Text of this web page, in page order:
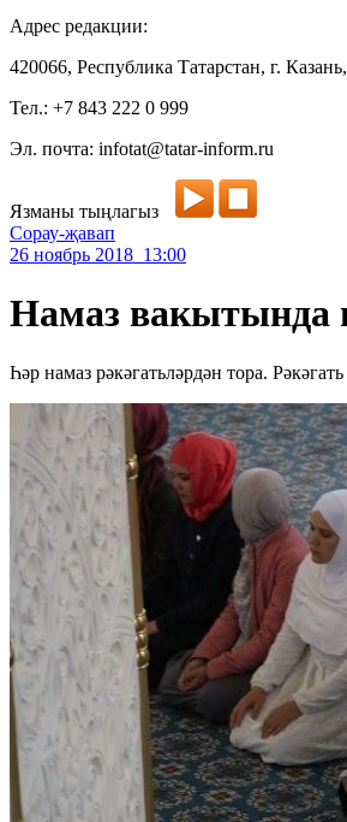
Адрес редакции:
420066, Республика Татарстан, г.
Тел.: +7 843 222 0 999
Эл. почта: infotat@tatar-inform.ru
Язманы тыңлагыз
Сорау-җавап
26 ноябрь 2018 13:00
Намаз вакытында
Һәр намаз рәкәгатьләрдән тора.